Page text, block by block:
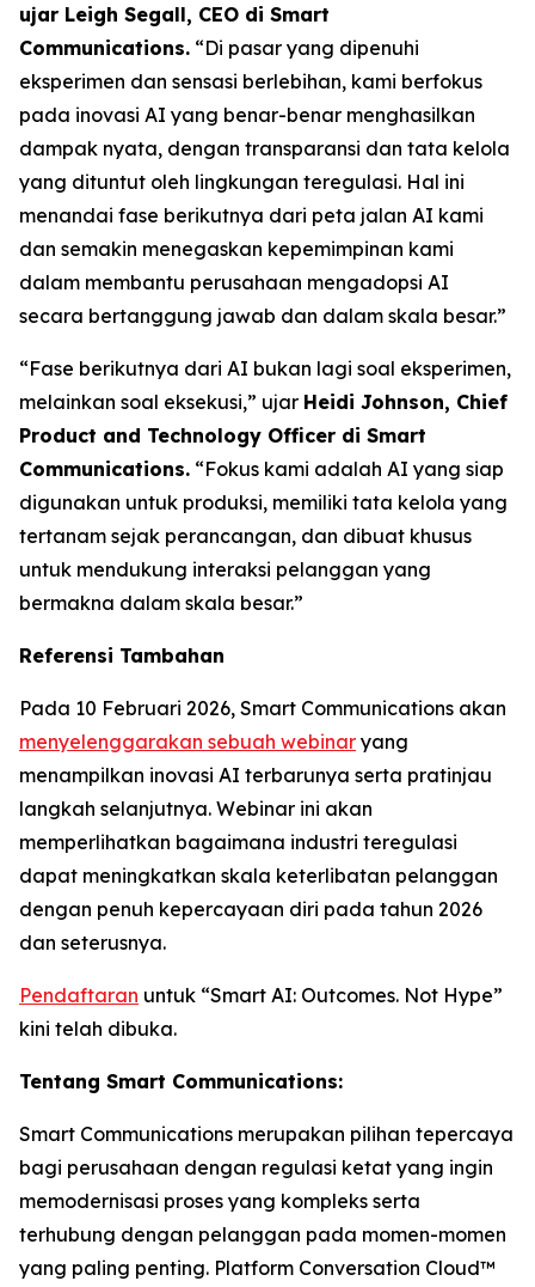
ujar Leigh Segall, CEO di Smart
Communications. “Di pasar yang dipenuhi
eksperimen dan sensasi berlebihan, kami berfokus
pada inovasi AI yang benar-benar menghasilkan
dampak nyata, dengan transparansi dan tata kelola
yang dituntut oleh lingkungan teregulasi. Hal ini
menandai fase berikutnya dari peta jalan AI kami
dan semakin menegaskan kepemimpinan kami
dalam membantu perusahaan mengadopsi AI
secara bertanggung jawab dan dalam skala besar.”
“Fase berikutnya dari AI bukan lagi soal eksperimen,
melainkan soal eksekusi,” ujar Heidi Johnson, Chief
Product and Technology Officer di Smart
Communications. “Fokus kami adalah AI yang siap
digunakan untuk produksi, memiliki tata kelola yang
tertanam sejak perancangan, dan dibuat khusus
untuk mendukung interaksi pelanggan yang
bermakna dalam skala besar.”
Referensi Tambahan
Pada 10 Februari 2026, Smart Communications akan
menyelenggarakan sebuah webinar yang
menampilkan inovasi AI terbarunya serta pratinjau
langkah selanjutnya. Webinar ini akan
memperlihatkan bagaimana industri teregulasi
dapat meningkatkan skala keterlibatan pelanggan
dengan penuh kepercayaan diri pada tahun 2026
dan seterusnya.
Pendaftaran untuk “Smart AI: Outcomes. Not Hype”
kini telah dibuka.
Tentang Smart Communications:
Smart Communications merupakan pilihan tepercaya
bagi perusahaan dengan regulasi ketat yang ingin
memodernisasi proses yang kompleks serta
terhubung dengan pelanggan pada momen-momen
yang paling penting. Platform Conversation Cloud™